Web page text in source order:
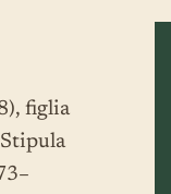
figlia